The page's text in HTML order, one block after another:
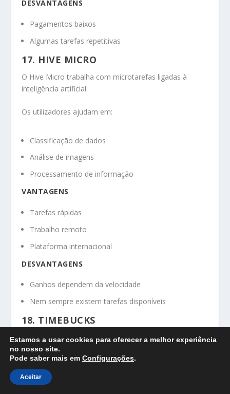
DESVANTAGENS
Pagamentos baixos
Algumas tarefas repetitivas
17. HIVE MICRO
O Hive Micro trabalha com microtarefas ligadas à
inteligência artificial.
Os utilizadores ajudam em:
Classificação de dados
Análise de imagens
Processamento de informação
VANTAGENS
Tarefas rápidas
Trabalho remoto
Plataforma internacional
DESVANTAGENS
Ganhos dependem da velocidade
Nem sempre existem tarefas disponíveis
18. TIMEBUCKS
O TimeBucks oferece várias formas de monetização.
Os utilizadores podem ganhar dinheiro através de:
Estamos a usar cookies para oferecer a melhor experiência
no nosso site.
Pode saber mais em Configurações.
Aceitar